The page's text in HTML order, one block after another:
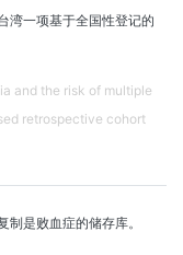
湾一项基于全国性登记的
and the risk of multiple
retrospective cohort
是败血症的储存库。